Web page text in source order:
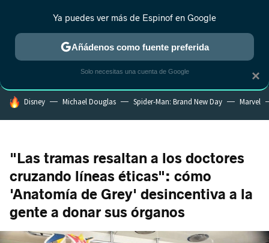
ESTRENOS REALITY ANIME RANKINGS CINE
HOY SE HABLA DE
Disney Michael Douglas Spider-Man: Brand New Day Marvel
"Las tramas resaltan a los doctores
cruzando líneas éticas": cómo
'Anatomía de Grey' desincentiva a la
gente a donar sus órganos
×
Ya puedes ver más de Espinof en Google
Añádenos como fuente preferida
Solo necesitas una cuenta de Google